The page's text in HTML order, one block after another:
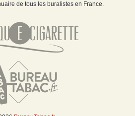
de tous les buralistes en France.